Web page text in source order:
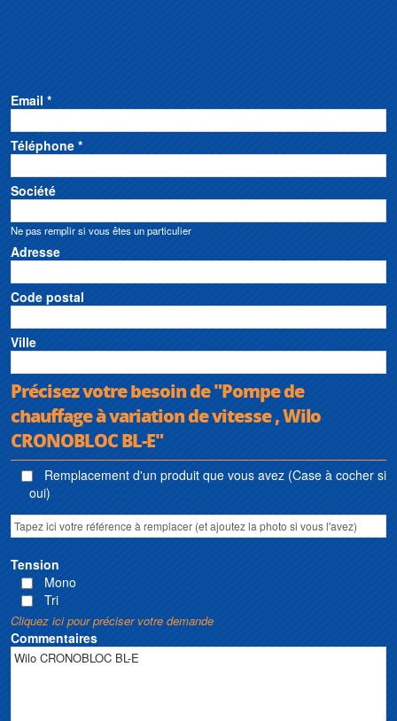
Email *
Téléphone *
Société
Ne pas remplir si vous êtes un particulier
Adresse
Code postal
Ville
Précisez votre besoin de "Pompe de
chauffage à variation de vitesse , Wilo
CRONOBLOC BL-E"
Remplacement d'un produit que vous avez (Case à cocher si
oui)
Tension
Mono
Tri
Cliquez ici pour préciser votre demande
Commentaires